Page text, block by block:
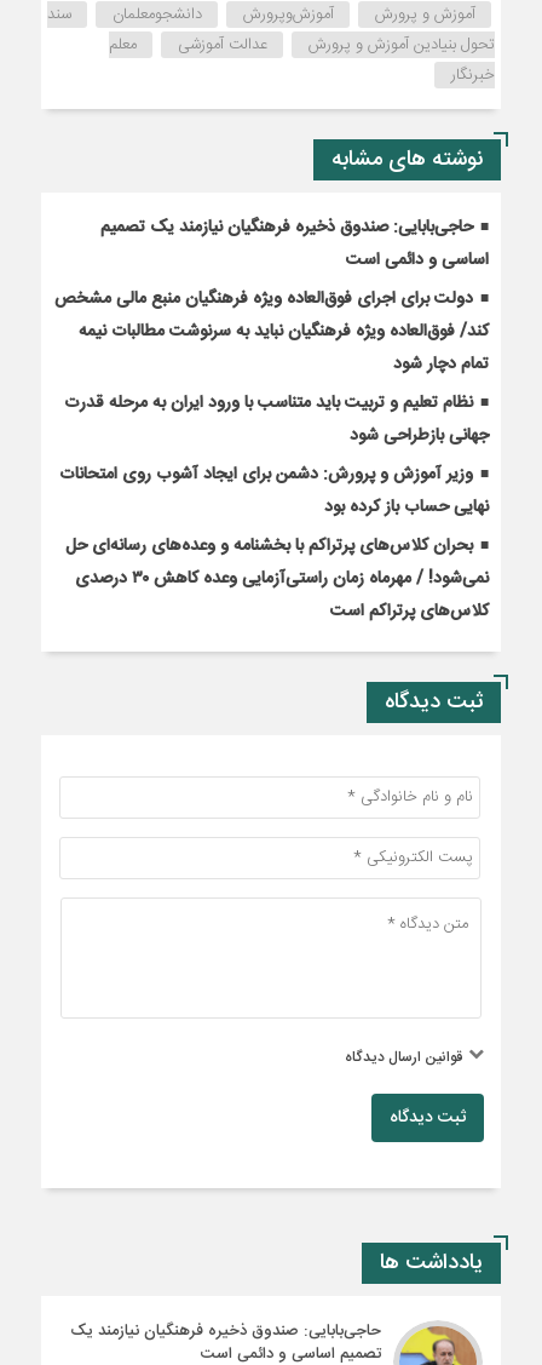
آموزش و پرورش آموزش‌‌‌و‌پرورش دانشجومعلمان
سند
تحول بنیادین آموزش و پرورش
عدالت آموزشی
معلم
خبرنگار
نوشته های مشابه
حاجی‌بابایی: صندوق ذخیره فرهنگیان نیازمند یک تصمیم
اساسی و دائمی است
دولت برای اجرای فوق‌العاده ویژه فرهنگیان منبع مالی مشخص
کند/ فوق‌العاده ویژه فرهنگیان نباید به سرنوشت مطالبات نیمه‌
تمام دچار شود
نظام تعلیم و تربیت باید متناسب با ورود ایران به مرحله قدرت
جهانی بازطراحی شود
وزیر آموزش و پرورش: دشمن برای ایجاد آشوب روی امتحانات
نهایی حساب باز کرده بود
بحران کلاس‌های پرتراکم با بخشنامه و وعده‌های رسانه‌ای حل
نمی‌شود! / مهرماه زمان راستی‌آزمایی وعده کاهش ۳۰ درصدی
کلاس‌های پرتراکم است
ثبت دیدگاه
قوانین ارسال دیدگاه
ثبت دیدگاه
یادداشت ها
حاجی‌بابایی: صندوق ذخیره فرهنگیان نیازمند یک
تصمیم اساسی و دائمی است